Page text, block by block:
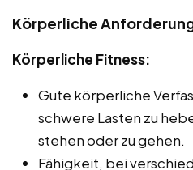
Körperliche
Körperliche Fitness:
Gute körperliche
schwere Lasten zu
stehen oder zu gehen.
Fähigkeit, bei